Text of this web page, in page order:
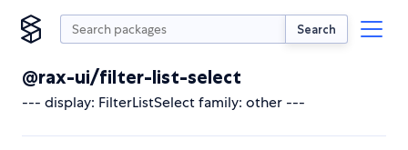
Search
@rax-ui/filter-list-select
--- display: FilterListSelect family: other ---